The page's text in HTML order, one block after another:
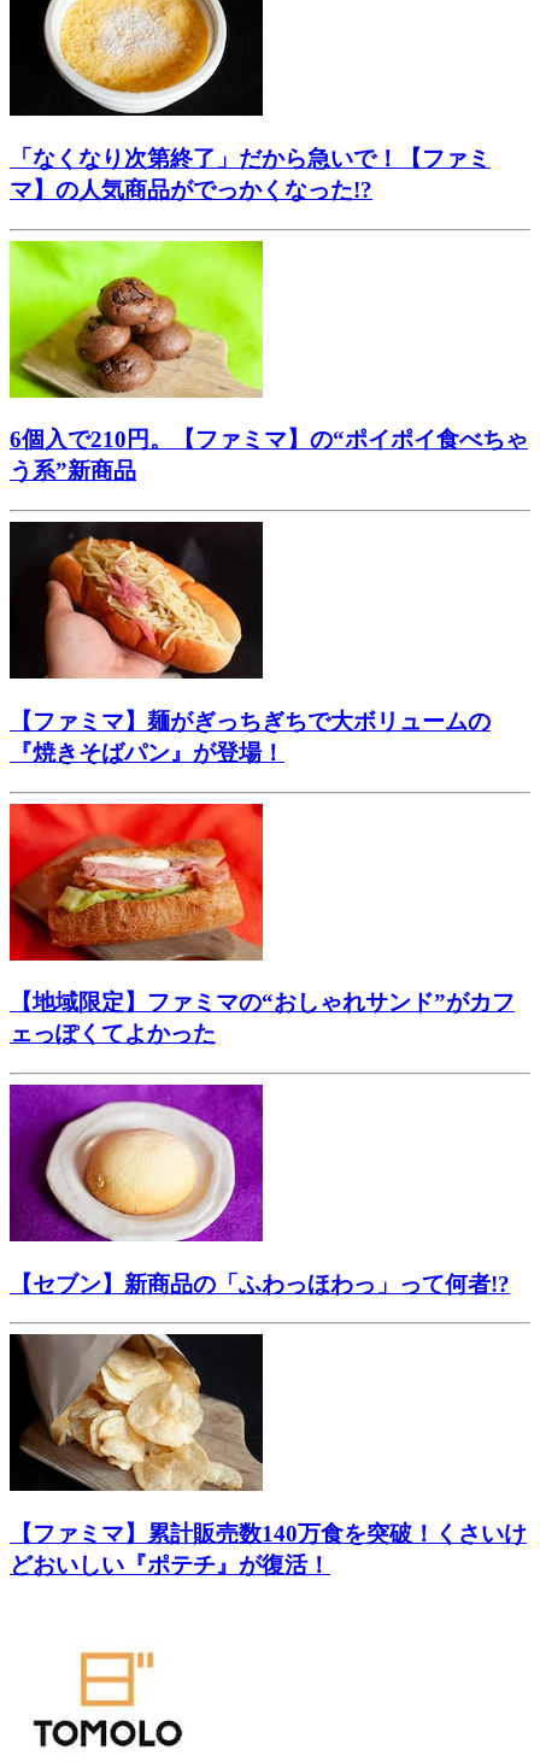
「なくなり次第終了」だから急いで！【ファミ
マ】の人気商品がでっかくなった!?
6個入で210円。【ファミマ】の“ポイポイ食べちゃ
う系”新商品
【ファミマ】麺がぎっちぎちで大ボリュームの
『焼きそばパン』が登場！
【地域限定】ファミマの“おしゃれサンド”がカフ
ェっぽくてよかった
【セブン】新商品の「ふわっほわっ」って何者!?
【ファミマ】累計販売数140万食を突破！くさいけ
どおいしい『ポテチ』が復活！